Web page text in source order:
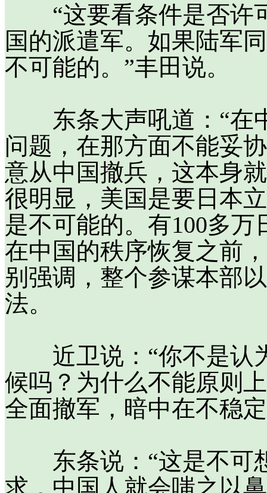
“这要看条件是否许
国的派遣军。如果陆军
不可能的。”丰田说。
东条大声吼道：“在
问题，在那方面不能妥
意从中国撤兵，这本身
很明显，美国是要日本
是不可能的。有100多
在中国的秩序恢复之前
别强调，整个参谋本部
法。
近卫说：“你不是认
候吗？为什么不能原则
全面撤军，暗中在不稳
东条说：“这是不可
求，中国人就会嗤之以